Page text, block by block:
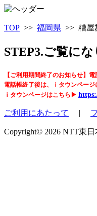
TOP >> 福岡県 >> 糟屋
STEP3.ご覧に
【ご利用期間終了のお知らせ】
電話帳終了後は、ｉタウンページ
ｉタウンページはこちら▶
ご利用にあたって |
Copyright© 2026 NTT東